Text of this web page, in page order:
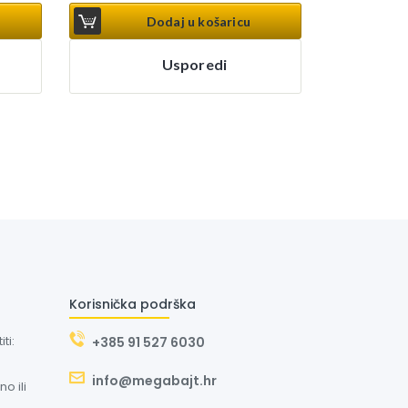
Dodaj u košaricu
Usporedi
ili
Korisnička podrška
+385 91 527 6030
info@megabajt.hr